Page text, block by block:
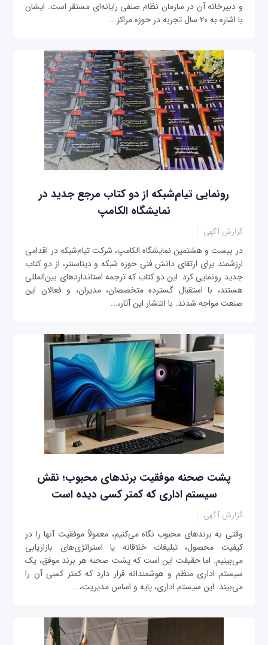
و دبیرخانه آن در سازمان نظام صنفی رایانه‌ای مستقر است. ایشان
با اشاره به ۲۰ سال تجربه در حوزه مراکز...
رونمایی تیام‌شبکه از دو کتاب مرجع جدید در
نمایشگاه الکامپ
گزارش آگهی
در بیست و هشتمین نمایشگاه الکامپ، شرکت تیام‌شبکه در اقدامی
ارزشمند برای ارتقای دانش فنی حوزه شبکه و دیتاسنتر، از دو کتاب
جدید رونمایی کرد. این دو کتاب که ترجمه استانداردهای بین‌المللی
هستند، با استقبال گسترده متخصصان، مدیران، و فعالان این
صنعت مواجه شدند. با انتشار این آثار،...
پشت صحنه موفقیت برندهای محبوب؛ نقش
سیستم اداری که کمتر کسی دیده است
گزارش آگهی
وقتی به برندهای محبوب نگاه می‌کنیم، معمولاً موفقیت آنها را در
کیفیت محصول، تبلیغات خلاقانه یا استراتژی‌های بازاریابی
می‌بینیم. اما حقیقت این است که پشت صحنه هر برند موفق، یک
سیستم اداری منظم و هوشمندانه قرار دارد که کمتر کسی آن را
می‌بیند. این سیستم اداری، پایه و اساس مدیریت،...